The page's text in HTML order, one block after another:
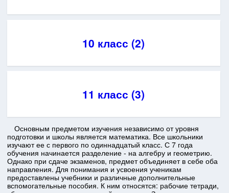
10 класс (2)
11 класс (3)
Основным предметом изучения независимо от уровня
подготовки и школы является математика. Все школьники
изучают ее с первого по одиннадцатый класс. С 7 года
обучения начинается разделение - на алгебру и геометрию.
Однако при сдаче экзаменов, предмет объединяет в себе оба
направления. Для понимания и усвоения ученикам
предоставлены учебники и различные дополнительные
вспомогательные пособия. К ним относятся: рабочие тетради,